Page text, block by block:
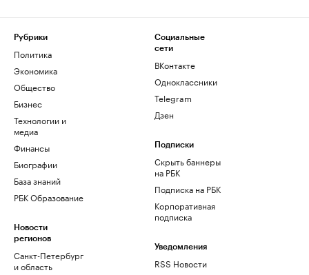
Рубрики
Политика
Экономика
Общество
Бизнес
Технологии и
медиа
Финансы
Биографии
База знаний
РБК Образование
Новости
регионов
Санкт-Петербург
и область
Социальные
сети
ВКонтакте
Одноклассники
Telegram
Дзен
Подписки
Скрыть баннеры
на РБК
Подписка на РБК
Корпоративная
подписка
Уведомления
RSS Новости